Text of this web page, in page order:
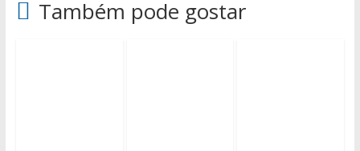
Também pode gostar